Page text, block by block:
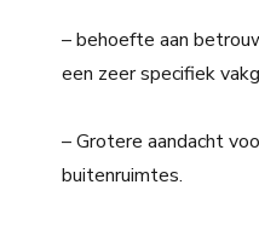
– behoefte aan
een zeer specifiek
– Grotere aandacht
buitenruimtes.